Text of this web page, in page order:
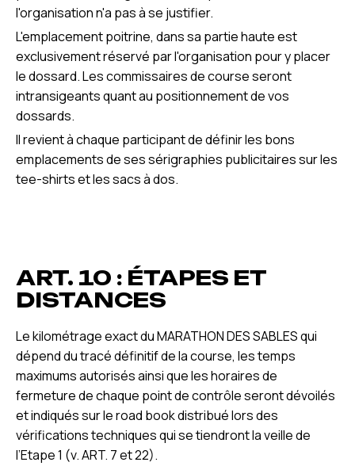
l'organisation n'a pas à se justifier.
L'emplacement poitrine, dans sa partie haute est
exclusivement réservé par l'organisation pour y placer
le dossard. Les commissaires de course seront
intransigeants quant au positionnement de vos
dossards.
Il revient à chaque participant de définir les bons
emplacements de ses sérigraphies publicitaires sur les
tee-shirts et les sacs à dos.
ART. 10 : ÉTAPES ET
DISTANCES
Le kilométrage exact du MARATHON DES SABLES qui
dépend du tracé définitif de la course, les temps
maximums autorisés ainsi que les horaires de
fermeture de chaque point de contrôle seront dévoilés
et indiqués sur le road book distribué lors des
vérifications techniques qui se tiendront la veille de
l’Etape 1 (v. ART. 7 et 22).